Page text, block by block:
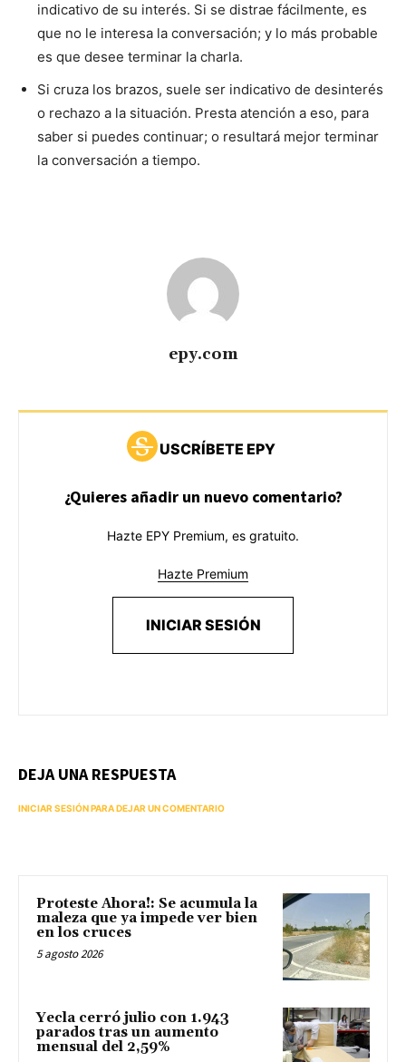
indicativo de su interés. Si se distrae fácilmente, es
que no le interesa la conversación; y lo más probable
es que desee terminar la charla.
Si cruza los brazos, suele ser indicativo de desinterés
o rechazo a la situación. Presta atención a eso, para
saber si puedes continuar; o resultará mejor terminar
la conversación a tiempo.
epy.com
USCRÍBETE EPY
¿Quieres añadir un nuevo comentario?
Hazte EPY Premium, es gratuito.
Hazte Premium
INICIAR SESIÓN
DEJA UNA RESPUESTA
INICIAR SESIÓN PARA DEJAR UN COMENTARIO
Proteste Ahora!: Se acumula la
maleza que ya impede ver bien
en los cruces
5 agosto 2026
Yecla cerró julio con 1.943
parados tras un aumento
mensual del 2,59%